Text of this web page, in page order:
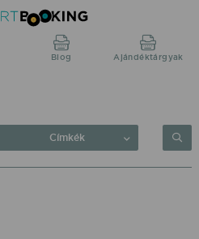
Blog Ajándéktárgyak
Címkék